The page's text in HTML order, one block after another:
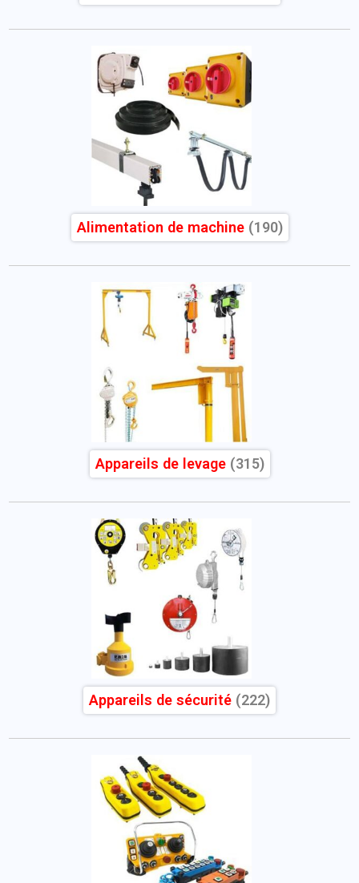
Alimentation de machine (190)
Appareils de levage (315)
Appareils de sécurité (222)